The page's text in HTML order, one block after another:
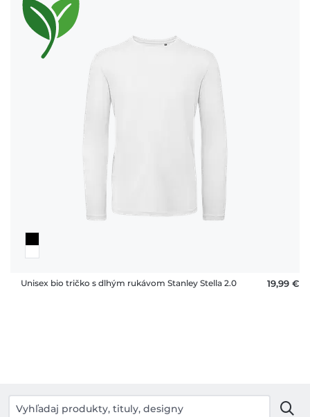
Unisex bio tričko s dlhým rukávom Stanley Stella 2.0 19,99 €